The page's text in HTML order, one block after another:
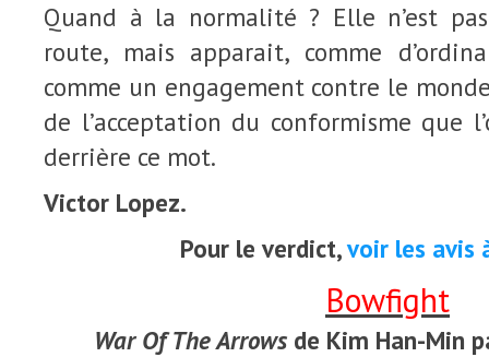
Quand à la normalité ? Elle n’est
route, mais apparait, comme
comme un engagement contre le
de l’acceptation du conformisme que
derrière ce mot.
Victor Lopez.
Pour le verdict,voir les avis
Bowfight
War Of The Arrows de Kim Han-Min